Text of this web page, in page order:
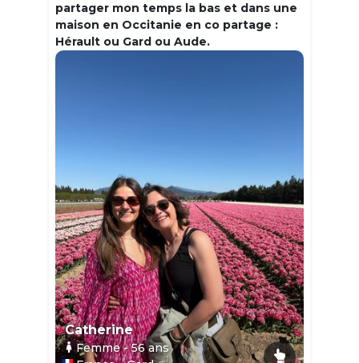
partager mon temps la bas et dans une
maison en Occitanie en co partage :
Hérault ou Gard ou Aude.
Catherine
Femme- 56ans